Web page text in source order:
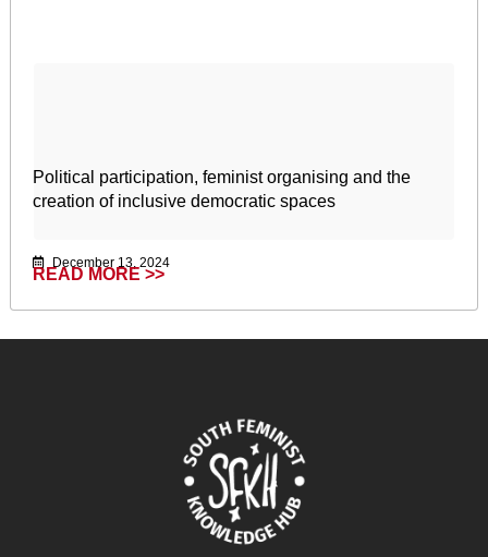
Political participation, feminist organising and the
creation of inclusive democratic spaces
December 13, 2024
READ MORE >>